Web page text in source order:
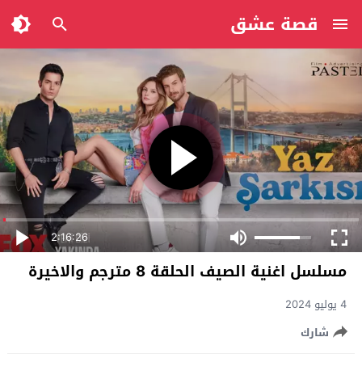
قصة عشق
2:16:26
مسلسل اغنية الصيف الحلقة 8 مترجم والاخيرة
4 يوليو 2024
شارك